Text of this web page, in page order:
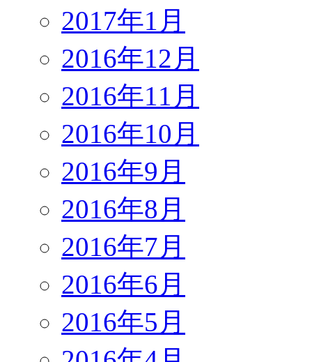
2017年1月
2016年12月
2016年11月
2016年10月
2016年9月
2016年8月
2016年7月
2016年6月
2016年5月